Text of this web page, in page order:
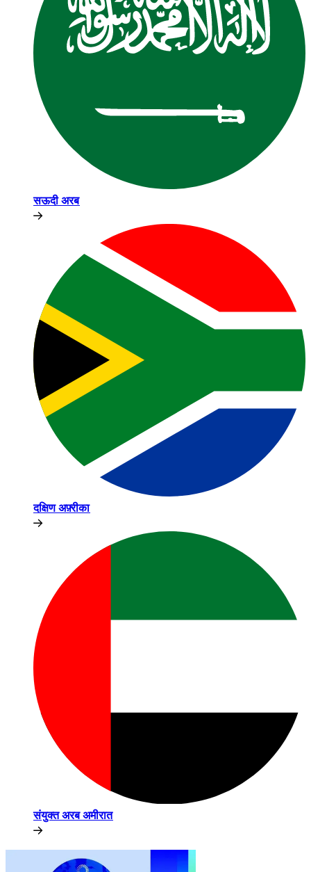
सऊदी अरब​​
दक्षिण अफ़्रीका​​
संयुक्त अरब अमीरात​​